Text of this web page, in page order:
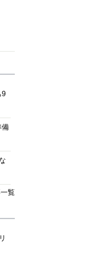
9
備
覧